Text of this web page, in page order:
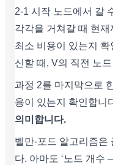
2-1 시작 노드에서 갈
각각을 거쳐갈 때 현
최소 비용이 있는지
신할 때, V의 직전 노
과정 2를 마지막으로
용이 있는지 확인합니
의미합니다.
벨만-포드 알고리즘은
다. 아마도 ‘노드 개수